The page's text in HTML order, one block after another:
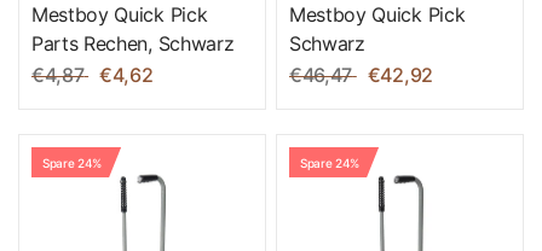
Mestboy Quick Pick
Parts Rechen, Schwarz
€4,87
€4,62
Mestboy Quick Pick
Schwarz
€46,47
€42,92
Spare 24% Spare 24%